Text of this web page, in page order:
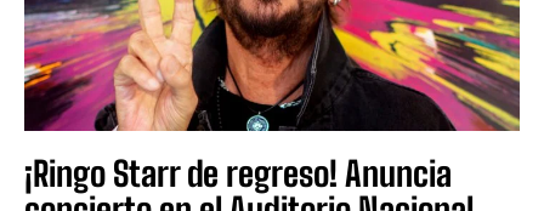
¡Ringo Starr de regreso! Anuncia